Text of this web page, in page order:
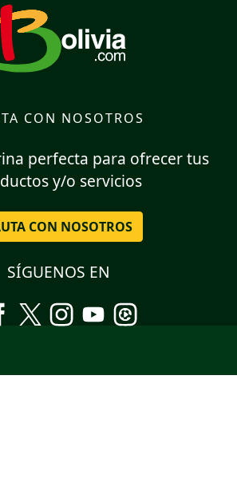
CON NOSOTROS
perfecta para ofrecer tus
y/o servicios
CON NOSOTROS
SÍGUENOS EN